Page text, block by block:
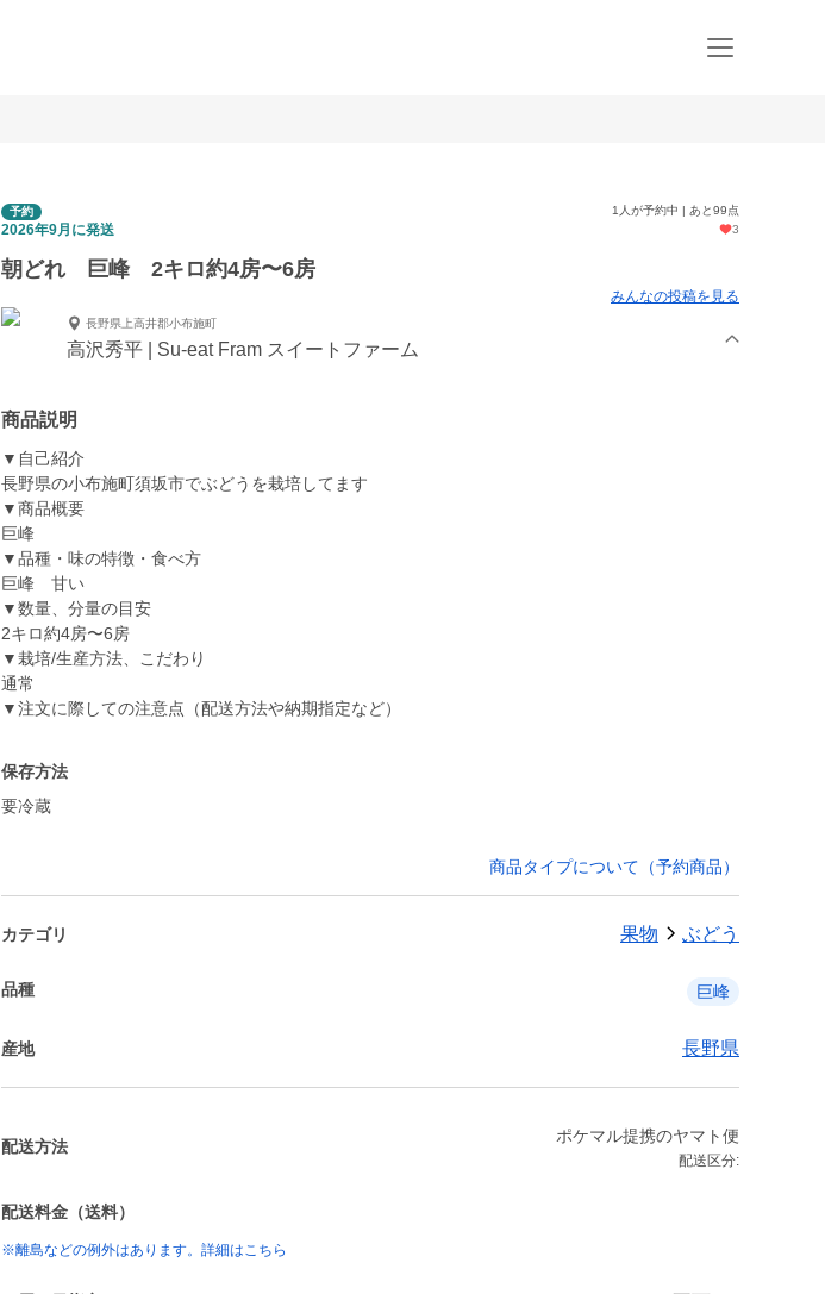
予約 1人が予約中 | あと99点
2026年9月に発送 3
朝どれ 巨峰 2キロ約4房〜6房
みんなの投稿を見る
長野県上高井郡小布施町
高沢秀平 | Su-eat Fram スイートファーム
商品説明
▼自己紹介
長野県の小布施町須坂市でぶどうを栽培してます
▼商品概要
巨峰
▼品種・味の特徴・食べ方
巨峰 甘い
▼数量、分量の目安
2キロ約4房〜6房
▼栽培/生産方法、こだわり
通常
▼注文に際しての注意点（配送方法や納期指定など）
保存方法
要冷蔵
商品タイプについて（予約商品）
カテゴリ 果物 ぶどう
品種 巨峰
産地 長野県
配送方法
ポケマル提携のヤマト便
配送区分:
配送料金（送料）
※離島などの例外はあります。詳細はこちら